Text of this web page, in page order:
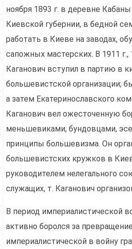
ноября 1893 г. в деревне
Киевской губернии, в бедной
работать в Киеве на заводах,
сапожных мастерских. В 1911
Каганович вступил в партию в
большевистской организации;
а затем Екатеринославского
Каганович вел ожесточенную
меньшевиками, бундовцами,
принципы большевизма. Он
большевистских кружков в
руководителем нелегального
служащих, т. Каганович
В период империалистической
активно боролся за
империалистической в войну